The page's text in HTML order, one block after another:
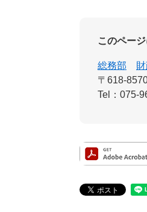
このペー
総務部
〒618-
Tel：075-